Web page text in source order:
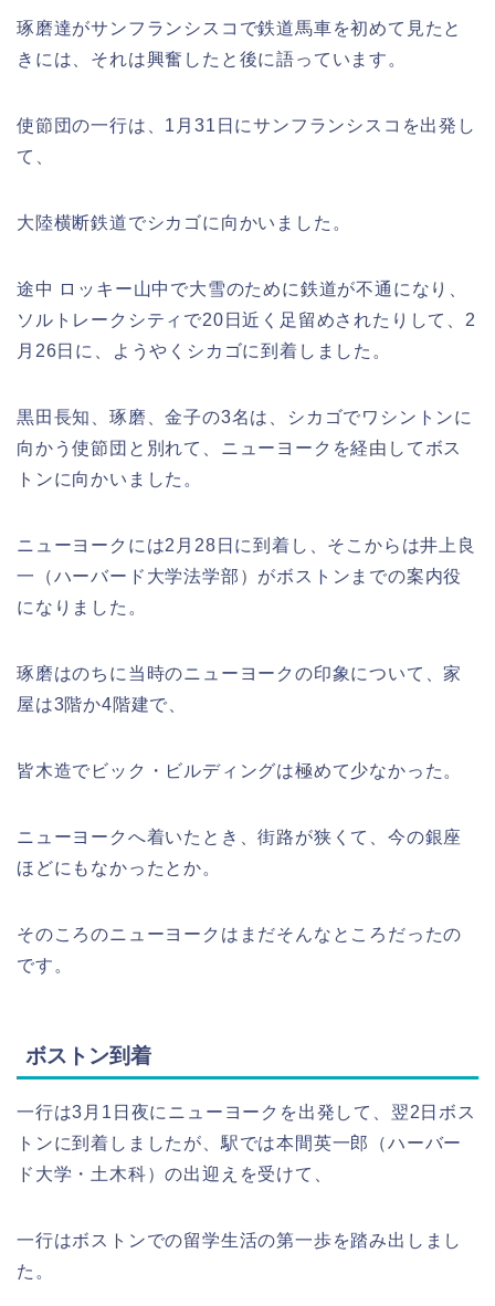
琢磨達がサンフランシスコで鉄道馬車を初めて見たと
きには、それは興奮したと後に語っています。
使節団の一行は、1月31日にサンフランシスコを出発し
て、
大陸横断鉄道でシカゴに向かいました。
途中 ロッキー山中で大雪のために鉄道が不通になり、
ソルトレークシティで20日近く足留めされたりして、2
月26日に、ようやくシカゴに到着しました。
黒田長知、琢磨、金子の3名は、シカゴでワシントンに
向かう使節団と別れて、ニューヨークを経由してボス
トンに向かいました。
ニューヨークには2月28日に到着し、そこからは井上良
一（ハーバード大学法学部）がボストンまでの案内役
になりました。
琢磨はのちに当時のニューヨークの印象について、家
屋は3階か4階建で、
皆木造でビック・ビルディングは極めて少なかった。
ニューヨークへ着いたとき、街路が狭くて、今の銀座
ほどにもなかったとか。
そのころのニューヨークはまだそんなところだったの
です。
ボストン到着
一行は3月1日夜にニューヨークを出発して、翌2日ボス
トンに到着しましたが、駅では本間英一郎（ハーバー
ド大学・土木科）の出迎えを受けて、
一行はボストンでの留学生活の第一歩を踏み出しまし
た。